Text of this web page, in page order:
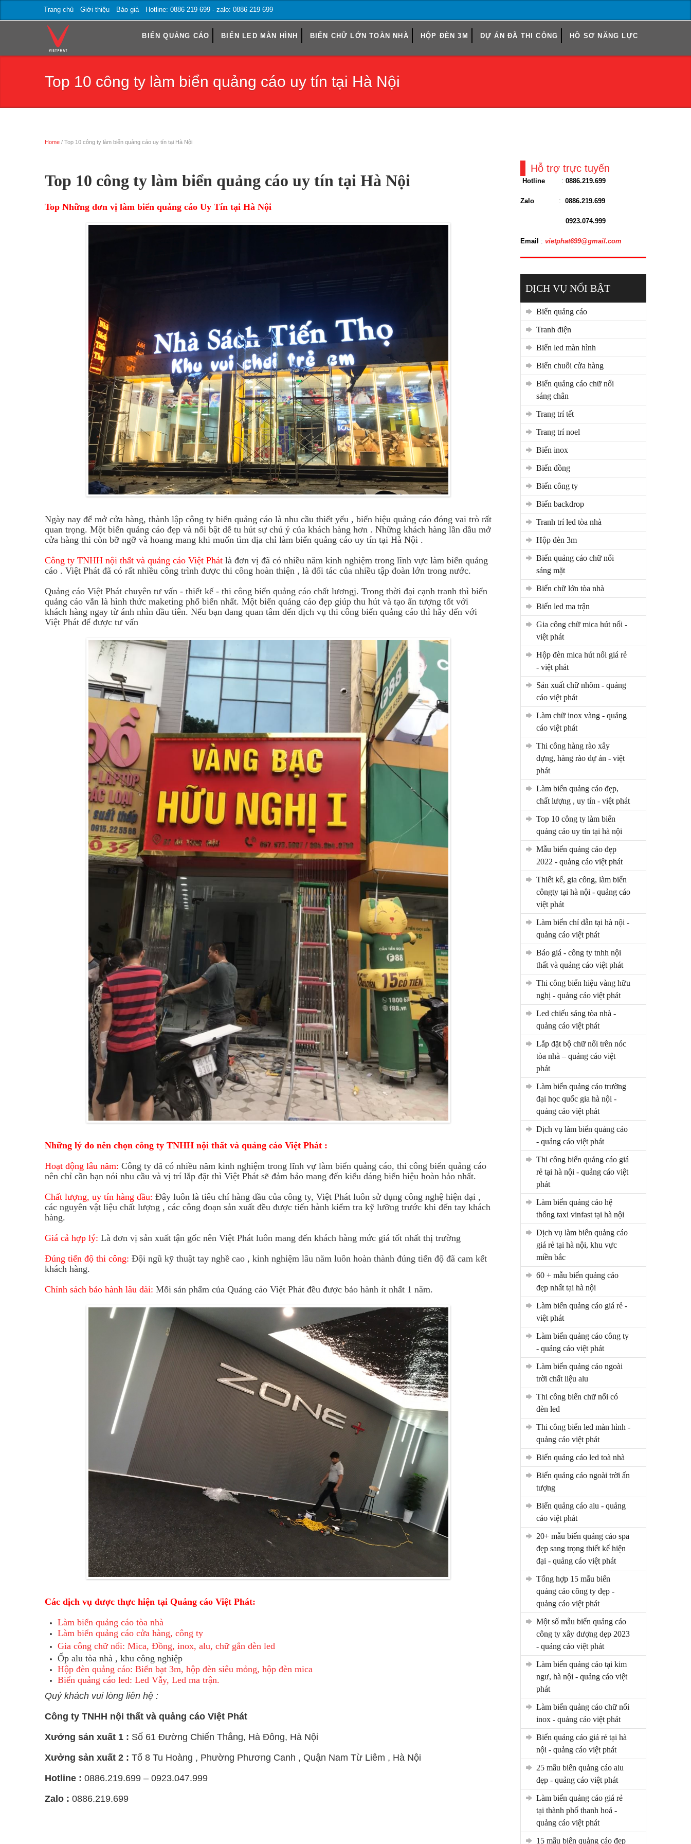
Trang chủ Giới thiệu Báo giá Hotline: 0886 219 699 - zalo: 0886 219 699
BIỂN QUẢNG CÁO BIỂN LED MÀN HÌNH BIỂN CHỮ LỚN TOÀN NHÀ HỘP ĐÈN 3M DỰ ÁN ĐÃ THI CÔNG HỒ SƠ NĂNG LỰC
Top 10 công ty làm biển quảng cáo uy tín tại Hà Nội
Home / Top 10 công ty làm biển quảng cáo uy tín tại Hà Nội
Top 10 công ty làm biển quảng cáo uy tín tại Hà Nội
Top Những đơn vị làm biển quảng cáo Uy Tín tại Hà Nội
Ngày nay để mở cửa hàng, thành lập công ty biển quảng cáo là nhu cầu thiết yếu , biển hiệu quảng cáo đóng vai trò rất
quan trọng. Một biển quảng cáo đẹp và nổi bật dễ tu hút sự chú ý của khách hàng hơn . Những khách hàng lần dầu mở
cửa hàng thi còn bỡ ngỡ và hoang mang khi muốn tìm địa chỉ làm biển quảng cáo uy tín tại Hà Nội .
Công ty TNHH nội thất và quảng cáo Việt Phát là đơn vị đã có nhiều năm kinh nghiệm trong lĩnh vực làm biển quảng
cáo . Việt Phát đã có rất nhiều công trình được thi công hoàn thiện , là đối tác của nhiều tập đoàn lớn trong nước.
Quảng cáo Việt Phát chuyên tư vấn - thiết kế - thi công biển quảng cáo chất lươngj. Trong thời đại cạnh tranh thì biển
quảng cáo vẫn là hình thức maketing phổ biến nhất. Một biển quảng cáo đẹp giúp thu hút và tạo ấn tượng tốt với
khách hàng ngay từ ánh nhìn đầu tiên. Nếu bạn đang quan tâm đến dịch vụ thi công biển quảng cáo thì hãy đến với
Việt Phát để được tư vấn
Những lý do nên chọn công ty TNHH nội thất và quảng cáo Việt Phát :
Hoạt động lâu năm: Công ty đã có nhiều năm kinh nghiệm trong lĩnh vự làm biển quảng cáo, thi công biển quảng cáo
nên chỉ cần bạn nói nhu cầu và vị trí lắp đặt thì Việt Phát sẽ đảm bảo mang đến kiểu dáng biển hiệu hoàn hảo nhất.
Chất lượng, uy tín hàng đầu: Đây luôn là tiêu chí hàng đầu của công ty, Việt Phát luôn sử dụng công nghệ hiện đại ,
các nguyên vật liệu chất lượng , các công đoạn sản xuất đều được tiến hành kiểm tra kỹ lưỡng trước khi đến tay khách
hàng.
Giá cả hợp lý: Là đơn vị sản xuất tận gốc nên Việt Phát luôn mang đến khách hàng mức giá tốt nhất thị trường
Đúng tiến độ thi công: Đội ngũ kỹ thuật tay nghề cao , kinh nghiệm lâu năm luôn hoàn thành đúng tiến độ đã cam kết
khách hàng.
Chính sách bảo hành lâu dài: Mỗi sản phẩm của Quảng cáo Việt Phát đều được bảo hành ít nhất 1 năm.
Các dịch vụ được thực hiện tại Quảng cáo Việt Phát:
Làm biển quảng cáo tòa nhà
Làm biển quảng cáo cửa hàng, công ty
Gia công chữ nổi: Mica, Đồng, inox, alu, chữ gắn đèn led
Ốp alu tòa nhà , khu công nghiệp
Hộp đèn quảng cáo: Biển bạt 3m, hộp đèn siêu mỏng, hộp đèn mica
Biển quảng cáo led: Led Vẫy, Led ma trận.
Quý khách vui lòng liên hệ :
Công ty TNHH nội thất và quảng cáo Việt Phát
Xưởng sản xuất 1 : Số 61 Đường Chiến Thắng, Hà Đông, Hà Nội
Xưởng sản xuất 2 : Tổ 8 Tu Hoàng , Phường Phương Canh , Quận Nam Từ Liêm , Hà Nội
Hotline : 0886.219.699 – 0923.047.999
Zalo : 0886.219.699
Hỗ trợ trực tuyến
Hotline : 0886.219.699
Zalo : 0886.219.699
0923.074.999
Email : vietphat699@gmail.com
DỊCH VỤ NỔI BẬT
biển quảng cáo
tranh điện
biển led màn hình
biển chuỗi cửa hàng
biển quảng cáo chữ nổi
sáng chân
trang trí tết
trang trí noel
biển inox
biển đồng
biển công ty
biển backdrop
tranh trí led tòa nhà
hộp đèn 3m
biển quảng cáo chữ nổi
sáng mặt
biển chữ lớn tòa nhà
biển led ma trận
gia công chữ mica hút nổi -
việt phát
hộp đèn mica hút nổi giá rẻ
- việt phát
sản xuất chữ nhôm - quảng
cáo việt phát
làm chữ inox vàng - quảng
cáo việt phát
thi công hàng rào xây
dựng, hàng rào dự án - việt
phát
làm biển quảng cáo đẹp,
chất lượng , uy tín - việt phát
top 10 công ty làm biển
quảng cáo uy tín tại hà nội
mẫu biển quảng cáo đẹp
2022 - quảng cáo việt phát
thiết kế, gia công, làm biển
côngty tại hà nội - quảng cáo
việt phát
làm biển chỉ dẫn tại hà nội -
quảng cáo việt phát
báo giá - công ty tnhh nội
thất và quảng cáo việt phát
thi công biển hiệu vàng hữu
nghị - quảng cáo việt phát
led chiếu sáng tòa nhà -
quảng cáo việt phát
lắp đặt bộ chữ nổi trên nóc
tòa nhà – quảng cáo việt
phát
làm biển quảng cáo trường
đại học quốc gia hà nội -
quảng cáo việt phát
dịch vụ làm biển quảng cáo
- quảng cáo việt phát
thi công biển quảng cáo giá
rẻ tại hà nội - quảng cáo việt
phát
làm biển quảng cáo hệ
thống taxi vinfast tại hà nội
dịch vụ làm biển quảng cáo
giá rẻ tại hà nội, khu vực
miền bắc
60 + mẫu biển quảng cáo
đẹp nhất tại hà nội
làm biển quảng cáo giá rẻ -
việt phát
làm biển quảng cáo công ty
- quảng cáo việt phát
làm biển quảng cáo ngoài
trời chất liệu alu
thi công biển chữ nổi có
đèn led
thi công biển led màn hình -
quảng cáo việt phát
biển quảng cáo led toà nhà
biển quảng cáo ngoài trời ấn
tượng
biển quảng cáo alu - quảng
cáo việt phát
20+ mẫu biển quảng cáo spa
đẹp sang trọng thiết kế hiện
đại - quảng cáo việt phát
tổng hợp 15 mẫu biển
quảng cáo công ty đẹp -
quảng cáo việt phát
một số mẫu biển quảng cáo
công ty xây dượng dẹp 2023
- quảng cáo việt phát
làm biển quảng cáo tại kim
ngư, hà nội - quảng cáo việt
phát
làm biển quảng cáo chữ nổi
inox - quảng cáo việt phát
biển quảng cáo giá rẻ tại hà
nội - quảng cáo việt phát
25 mẫu biển quảng cáo alu
đẹp - quảng cáo việt phát
làm biển quảng cáo giá rẻ
tại thành phố thanh hoá -
quảng cáo việt phát
15 mẫu biển quảng cáo đẹp